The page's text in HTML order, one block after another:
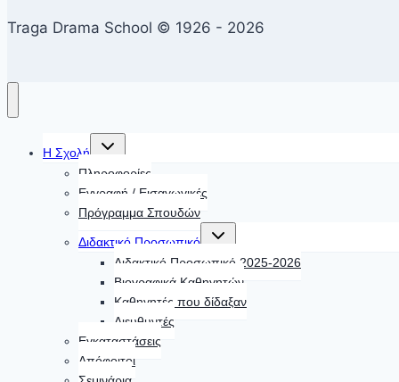
Traga Drama School © 1926 - 2026
Η Σχολή
Toggle
child
Πληροφορίες
Εγγραφή / Εισαγωγικές
Πρόγραμμα Σπουδών
Διδακτικό Προσωπικό
Toggle
child
menu
Διδακτικό Προσωπικό 2025-2026
Βιογραφικά Καθηγητών
Καθηγητές που δίδαξαν
Διευθυντές
Εγκαταστάσεις
Απόφοιτοι